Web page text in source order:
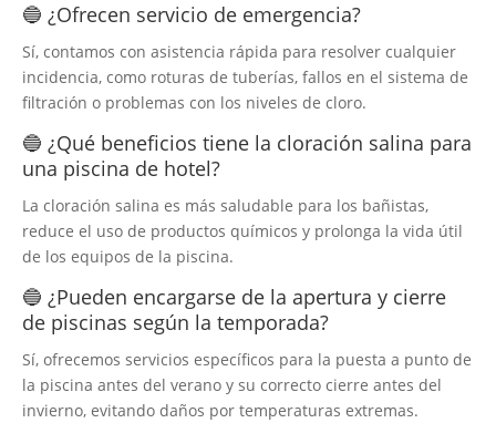
🔵 ¿Ofrecen servicio de emergencia?
Sí, contamos con asistencia rápida para resolver cualquier
incidencia, como roturas de tuberías, fallos en el sistema de
filtración o problemas con los niveles de cloro.
🔵 ¿Qué beneficios tiene la cloración salina para
una piscina de hotel?
La cloración salina es más saludable para los bañistas,
reduce el uso de productos químicos y prolonga la vida útil
de los equipos de la piscina.
🔵 ¿Pueden encargarse de la apertura y cierre
de piscinas según la temporada?
Sí, ofrecemos servicios específicos para la puesta a punto de
la piscina antes del verano y su correcto cierre antes del
invierno, evitando daños por temperaturas extremas.